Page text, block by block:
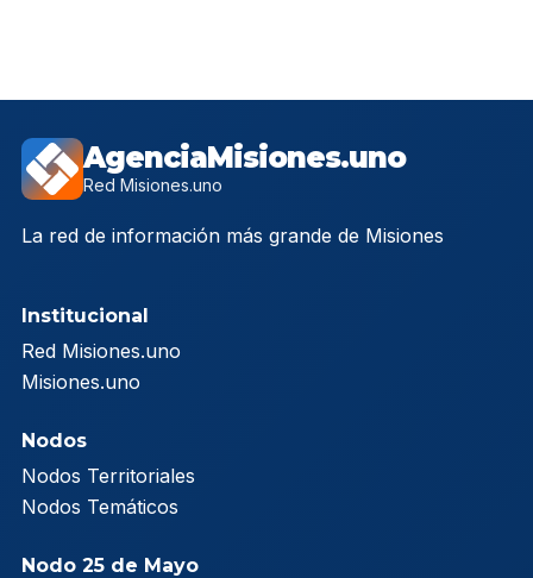
AgenciaMisiones.uno
Red Misiones.uno
La red de información más grande de Misiones
Institucional
Red Misiones.uno
Misiones.uno
Nodos
Nodos Territoriales
Nodos Temáticos
Nodo 25 de Mayo